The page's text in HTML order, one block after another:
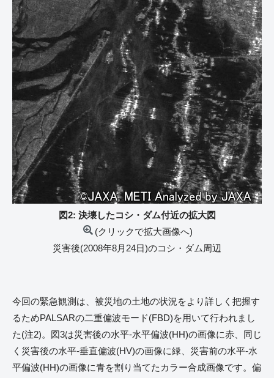
図2: 決壊したコシ・ダム付近の拡大図
(クリックで拡大画像へ)
災害後(2008年8月24日)のコシ・ダム周辺
今回の緊急観測は、被災地の土地の状況をより詳しく把握す
るためPALSARの二重偏波モード(FBD)を用いて行われまし
た(注2)。図3は災害後の水平-水平偏波(HH)の画像に赤、同じ
く災害後の水平-垂直偏波(HV)の画像に緑、災害前の水平-水
平偏波(HH)の画像に青を割り当てたカラー合成画像です。偏